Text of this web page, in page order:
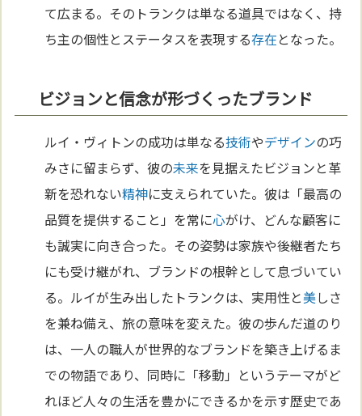
て広まる。そのトランクは単なる道具ではなく、持
ち主の個性とステータスを表現する存在となった。
ビジョンと信念が形づくったブランド
ルイ・ヴィトンの成功は単なる技術やデザインの巧
みさに留まらず、彼の未来を見据えたビジョンと革
新を恐れない精神に支えられていた。彼は「最高の
品質を提供すること」を常に心がけ、どんな顧客に
も誠実に向き合った。その姿勢は家族や後継者たち
にも受け継がれ、ブランドの根幹として息づいてい
る。ルイが生み出したトランクは、実用性と美しさ
を兼ね備え、旅の意味を変えた。彼の歩んだ道のり
は、一人の職人が世界的なブランドを築き上げるま
での物語であり、同時に「移動」というテーマがど
れほど人々の生活を豊かにできるかを示す歴史であ